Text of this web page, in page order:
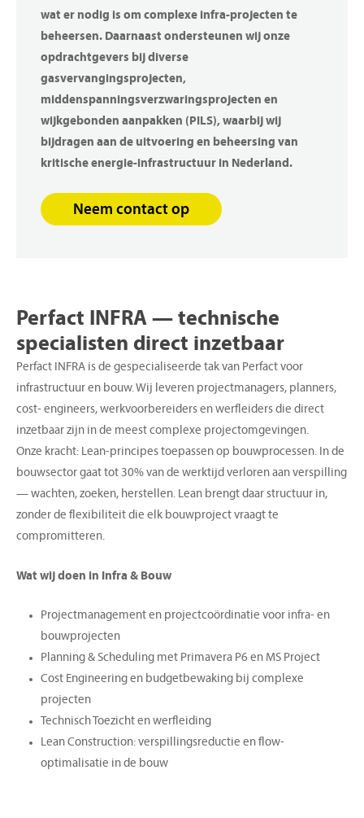
wat er nodig is om complexe infra-projecten te
beheersen. Daarnaast ondersteunen wij onze
opdrachtgevers bij diverse
gasvervangingsprojecten,
middenspanningsverzwaringsprojecten en
wijkgebonden aanpakken (PILS), waarbij wij
bijdragen aan de uitvoering en beheersing van
kritische energie-infrastructuur in Nederland.
Neem contact op
Perfact INFRA — technische
specialisten direct inzetbaar
Perfact INFRA is de gespecialiseerde tak van Perfact voor
infrastructuur en bouw. Wij leveren projectmanagers, planners,
cost- engineers, werkvoorbereiders en werfleiders die direct
inzetbaar zijn in de meest complexe projectomgevingen.
Onze kracht: Lean-principes toepassen op bouwprocessen. In de
bouwsector gaat tot 30% van de werktijd verloren aan verspilling
— wachten, zoeken, herstellen. Lean brengt daar structuur in,
zonder de flexibiliteit die elk bouwproject vraagt te
compromitteren.
Wat wij doen in Infra & Bouw
Projectmanagement en projectcoördinatie voor infra- en
bouwprojecten
Planning & Scheduling met Primavera P6 en MS Project
Cost Engineering en budgetbewaking bij complexe
projecten
Technisch Toezicht en werfleiding
Lean Construction: verspillingsreductie en flow-
optimalisatie in de bouw